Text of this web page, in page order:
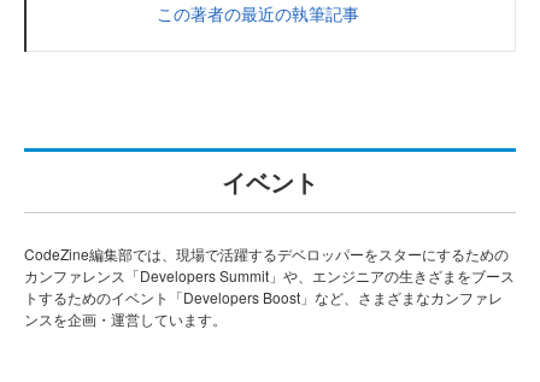
この著者の最近の執筆記事
イベント
CodeZine編集部では、現場で活躍するデベロッパーをスターにするための
カンファレンス「Developers Summit」や、エンジニアの生きざまをブース
トするためのイベント「Developers Boost」など、さまざまなカンファレ
ンスを企画・運営しています。